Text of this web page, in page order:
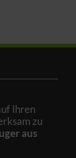
Ihren
zu
aus